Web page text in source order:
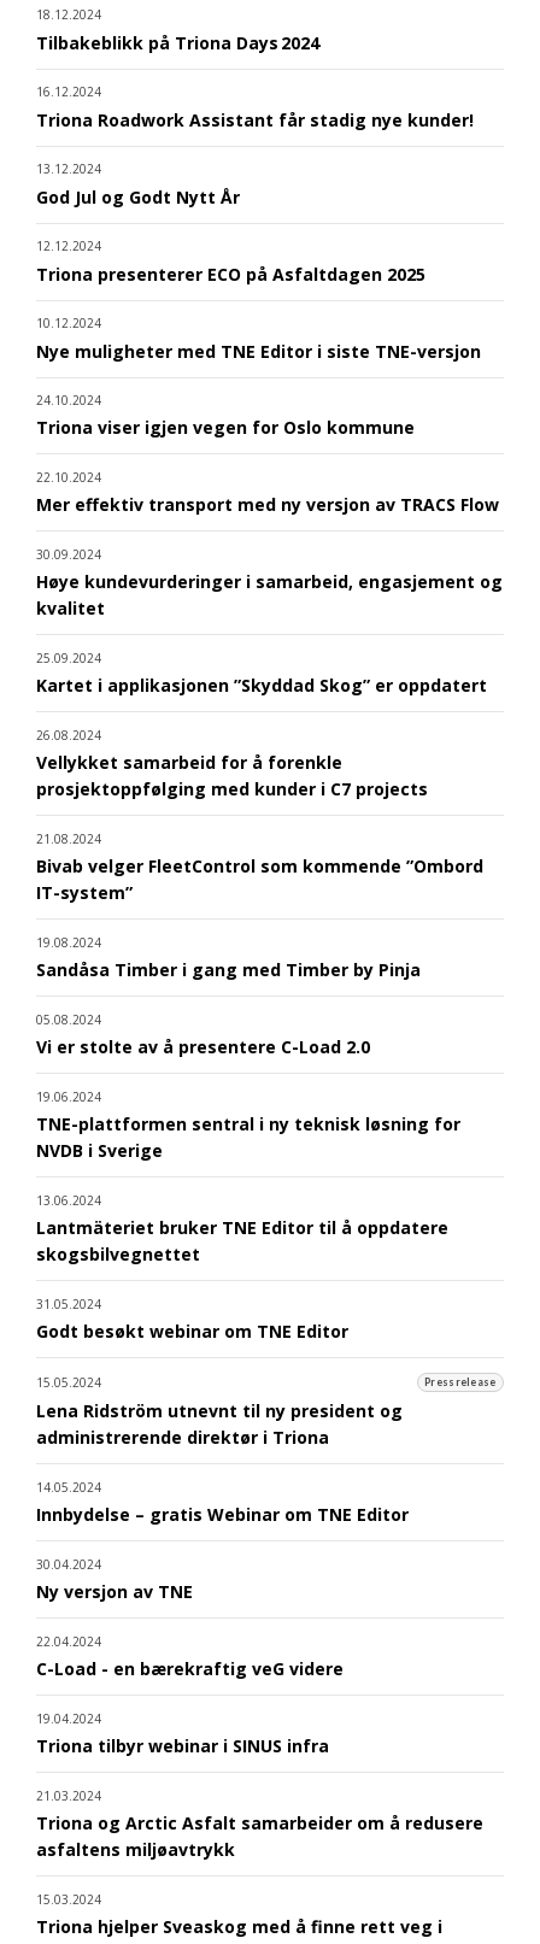
18.12.2024
Tilbakeblikk på Triona Days 2024
16.12.2024
Triona Roadwork Assistant får stadig nye kunder!
13.12.2024
God Jul og Godt Nytt År
12.12.2024
Triona presenterer ECO på Asfaltdagen 2025
10.12.2024
Nye muligheter med TNE Editor i siste TNE-versjon
24.10.2024
Triona viser igjen vegen for Oslo kommune
22.10.2024
Mer effektiv transport med ny versjon av TRACS Flow
30.09.2024
Høye kundevurderinger i samarbeid, engasjement og
kvalitet
25.09.2024
Kartet i applikasjonen ”Skyddad Skog” er oppdatert
26.08.2024
Vellykket samarbeid for å forenkle
prosjektoppfølging med kunder i C7 projects
21.08.2024
Bivab velger FleetControl som kommende ”Ombord
IT-system”
19.08.2024
Sandåsa Timber i gang med Timber by Pinja
05.08.2024
Vi er stolte av å presentere C-Load 2.0
19.06.2024
TNE-plattformen sentral i ny teknisk løsning for
NVDB i Sverige
13.06.2024
Lantmäteriet bruker TNE Editor til å oppdatere
skogsbilvegnettet
31.05.2024
Godt besøkt webinar om TNE Editor
15.05.2024 Pressrelease
Lena Ridström utnevnt til ny president og
administrerende direktør i Triona
14.05.2024
Innbydelse – gratis Webinar om TNE Editor
30.04.2024
Ny versjon av TNE
22.04.2024
C-Load - en bærekraftig veG videre
19.04.2024
Triona tilbyr webinar i SINUS infra
21.03.2024
Triona og Arctic Asfalt samarbeider om å redusere
asfaltens miljøavtrykk
15.03.2024
Triona hjelper Sveaskog med å finne rett veg i